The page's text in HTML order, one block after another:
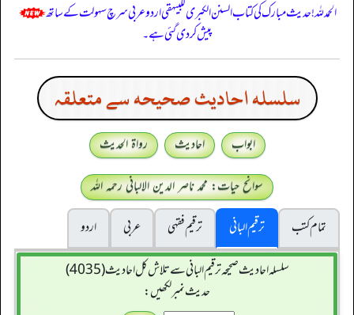
الحمدللہ! حدیث مبارک کی کتاب السنن الكبرى للبيهقي اردو عربی سرچ سہولت کے ساتھ
پیش کر دی گئی ہے۔
سلسله احاديث صحيحه سے متعلقہ
ابواب احادیث
رواۃ الحدیث
سوانح حیات: محمد ناصر الدین الالبانی رحمہ اللہ
تمام کتب
ترقیم البانی ترقيم فقہی عربی
اردو
سلسله احاديث صحيحه ترقیم البانی سے تلاش کل احادیث (4035)
حدیث نمبر لکھیں: